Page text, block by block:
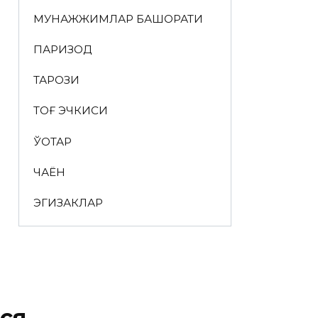
МУНАЖЖИМЛАР БАШОРАТИ
ПАРИЗОД
ТАРОЗИ
ТОҒ ЭЧКИСИ
ЎҚОТАР
ЧАЁН
ЭГИЗАКЛАР